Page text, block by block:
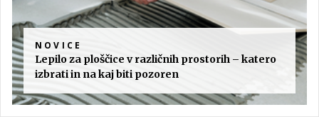
NOVICE
Lepilo za ploščice v različnih prostorih – katero
izbrati in na kaj biti pozoren